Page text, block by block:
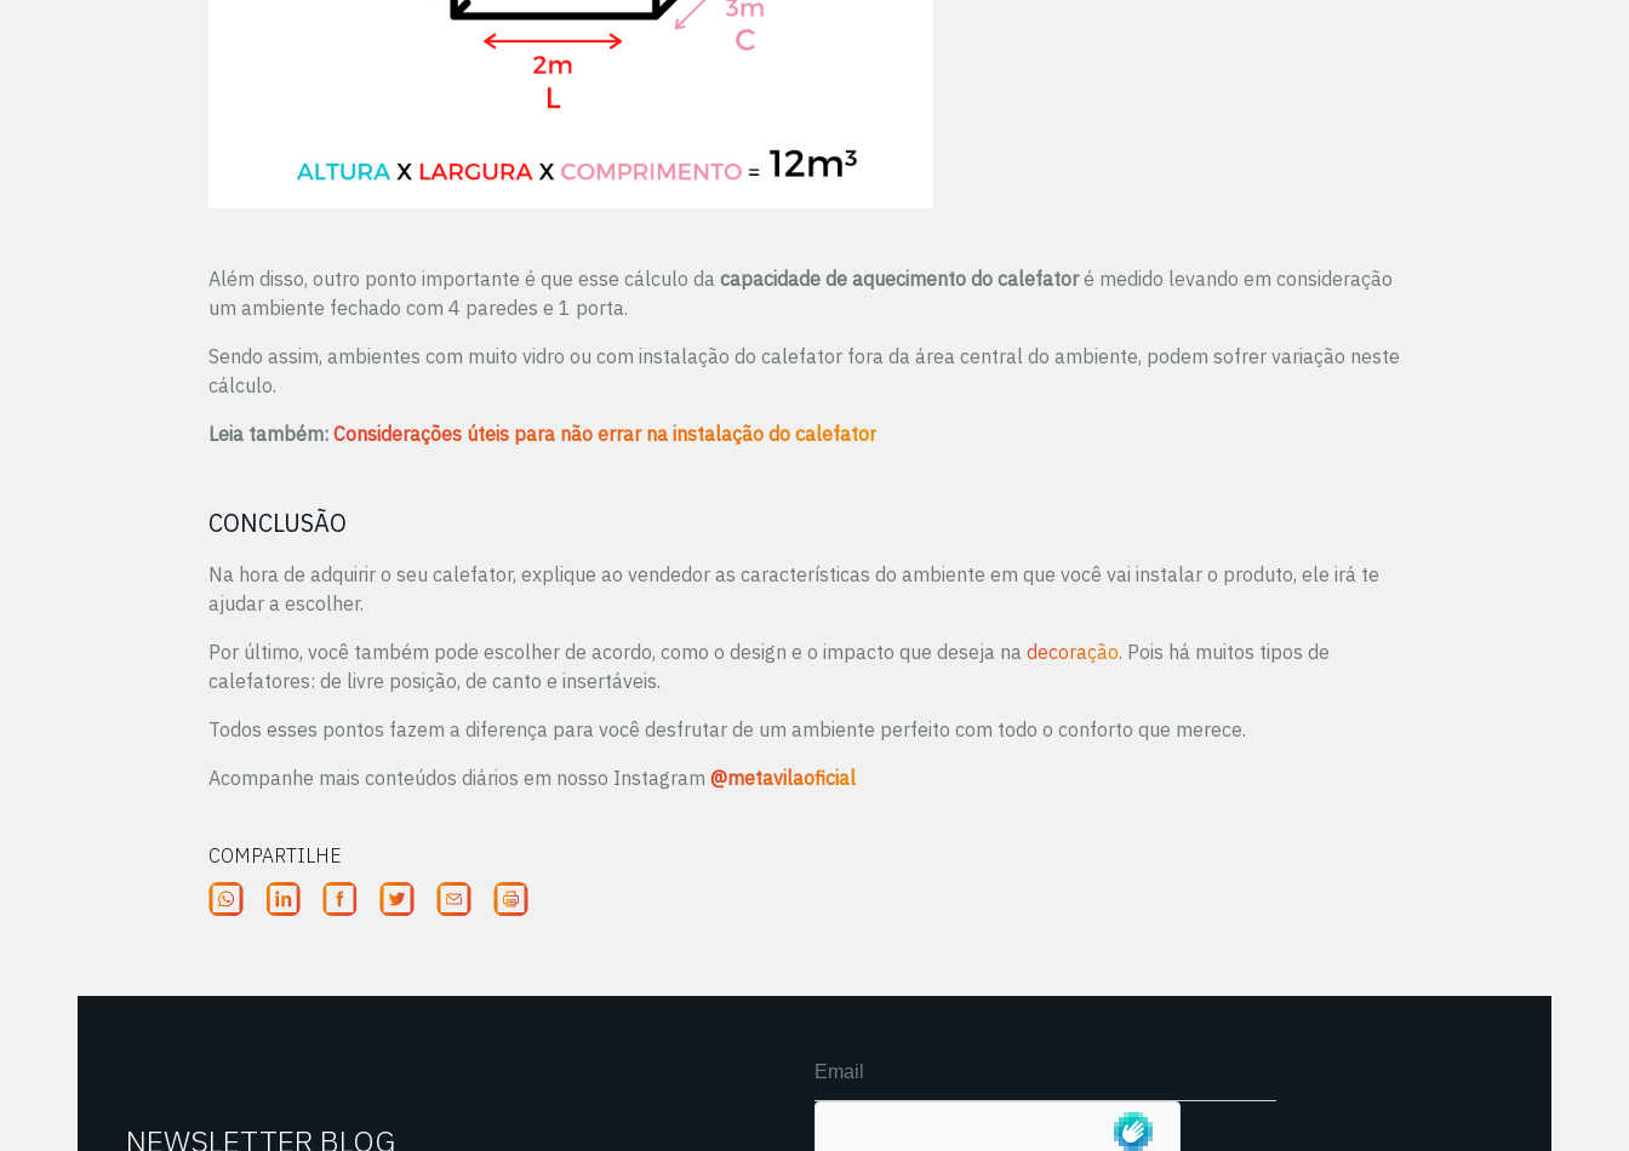
Além disso, outro ponto importante é que esse cálculo da capacidade de aquecimento do calefatoré medido levando em consideração
um ambiente fechado com 4 paredes e 1 porta.
Sendo assim, ambientes com muito vidro ou com instalação do calefator fora da área central do ambiente, podem sofrer variação neste
cálculo.
Leia também: Considerações úteis para não errar na instalação do calefator
CONCLUSÃO
Na hora de adquirir o seu calefator, explique ao vendedor as características do ambiente em que você vai instalar o produto, ele irá te
ajudar a escolher.
Por último, você também pode escolher de acordo, como o design e o impacto que deseja na decoração. Pois há muitos tipos de
calefatores: de livre posição, de canto e insertáveis.
Todos esses pontos fazem a diferença para você desfrutar de um ambiente perfeito com todo o conforto que merece.
Acompanhe mais conteúdos diários em nosso Instagram @metavilaoficial
COMPARTILHE
NEWSLETTER BLOG